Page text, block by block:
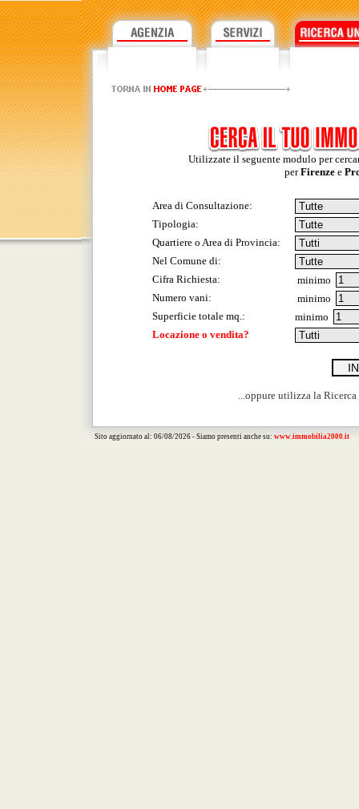
Utilizzate il seguente modulo per
perFirenzee
Area di Consultazione:
Tipologia:
Quartiere o Area di Provincia:
Nel Comune di:
Cifra Richiesta:
minimo
Numero vani:
minimo
Superficie totale mq.:
minimo
Locazione o vendita?
...oppure utilizza la
Sito aggiornato al: 06/08/2026 - Siamo presenti anche su: www.immobilia2000.it